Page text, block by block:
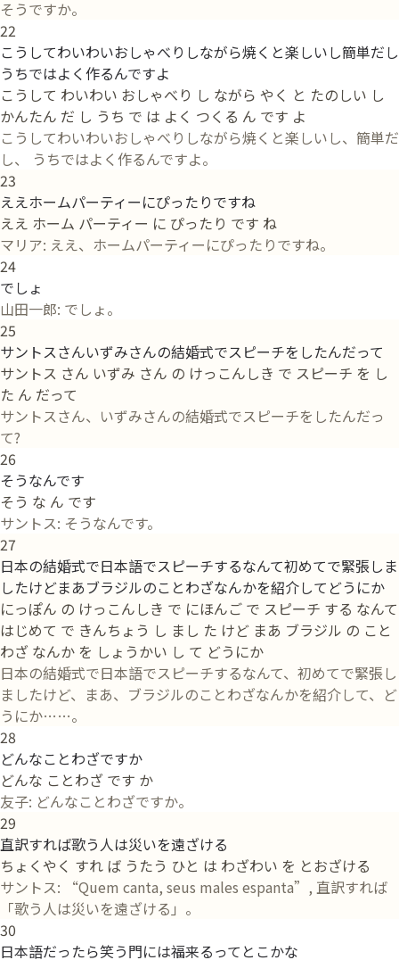
そうですか。
22
こうしてわいわいおしゃべりしながら焼くと楽しいし簡単だし
うちではよく作るんですよ
こうして わいわい おしゃべり し ながら やく と たのしい し
かんたん だ し うち で は よく つくる ん です よ
こうしてわいわいおしゃべりしながら焼くと楽しいし、簡単だ
し、 うちではよく作るんですよ。
23
ええホームパーティーにぴったりですね
ええ ホーム パーティー に ぴったり です ね
マリア: ええ、ホームパーティーにぴったりですね。
24
でしょ
山田一郎: でしょ。
25
サントスさんいずみさんの結婚式でスピーチをしたんだって
サントス さん いずみ さん の けっこんしき で スピーチ を し
た ん だって
サントスさん、いずみさんの結婚式でスピーチをしたんだっ
て?
26
そうなんです
そう な ん です
サントス: そうなんです。
27
日本の結婚式で日本語でスピーチするなんて初めてで緊張しま
したけどまあブラジルのことわざなんかを紹介してどうにか
にっぽん の けっこんしき で にほんご で スピーチ する なんて
はじめて で きんちょう し まし た けど まあ ブラジル の こと
わざ なんか を しょうかい し て どうにか
日本の結婚式で日本語でスピーチするなんて、初めてで緊張し
ましたけど、まあ、ブラジルのことわざなんかを紹介して、ど
うにか……。
28
どんなことわざですか
どんな ことわざ です か
友子: どんなことわざですか。
29
直訳すれば歌う人は災いを遠ざける
ちょくやく すれ ば うたう ひと は わざわい を とおざける
サントス: “Quem canta, seus males espanta”, 直訳すれば
「歌う人は災いを遠ざける」。
30
日本語だったら笑う門には福来るってとこかな